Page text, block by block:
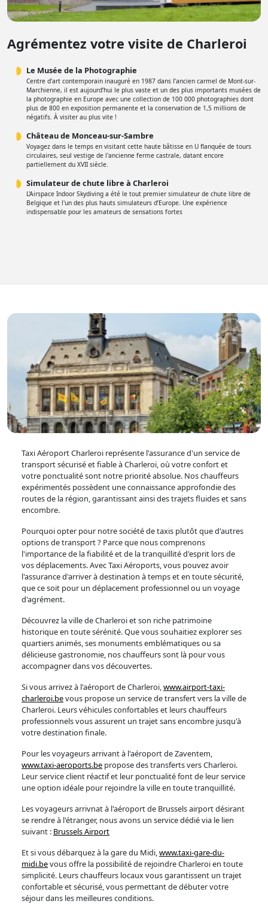
Agrémentez votre visite de Charleroi
Le Musée de la Photographie
Centre d’art contemporain inauguré en 1987 dans l’ancien carmel de Mont-sur-
Marchienne, il est aujourd’hui le plus vaste et un des plus importants musées de
la photographie en Europe avec une collection de 100 000 photographies dont
plus de 800 en exposition permanente et la conservation de 1,5 millions de
négatifs. À visiter au plus vite !
Château de Monceau-sur-Sambre
Voyagez dans le temps en visitant cette haute bâtisse en U flanquée de tours
circulaires, seul vestige de l'ancienne ferme castrale, datant encore
partiellement du XVII siècle.
Simulateur de chute libre à Charleroi
L'Airspace Indoor Skydiving a été le tout premier simulateur de chute libre de
Belgique et l'un des plus hauts simulateurs d’Europe. Une expérience
indispensable pour les amateurs de sensations fortes
Taxi Aéroport Charleroi représente l'assurance d'un service de
transport sécurisé et fiable à Charleroi, où votre confort et
votre ponctualité sont notre priorité absolue. Nos chauffeurs
expérimentés possèdent une connaissance approfondie des
routes de la région, garantissant ainsi des trajets fluides et sans
encombre.
Pourquoi opter pour notre société de taxis plutôt que d'autres
options de transport ? Parce que nous comprenons
l'importance de la fiabilité et de la tranquillité d'esprit lors de
vos déplacements. Avec Taxi Aéroports, vous pouvez avoir
l'assurance d'arriver à destination à temps et en toute sécurité,
que ce soit pour un déplacement professionnel ou un voyage
d'agrément.
Découvrez la ville de Charleroi et son riche patrimoine
historique en toute sérénité. Que vous souhaitiez explorer ses
quartiers animés, ses monuments emblématiques ou sa
délicieuse gastronomie, nos chauffeurs sont là pour vous
accompagner dans vos découvertes.
Si vous arrivez à l'aéroport de Charleroi,www.airport-taxi-
charleroi.bevous propose un service de transfert vers la ville de
Charleroi. Leurs véhicules confortables et leurs chauffeurs
professionnels vous assurent un trajet sans encombre jusqu'à
votre destination finale.
Pour les voyageurs arrivant à l'aéroport de Zaventem,
www.taxi-aeroports.be propose des transferts vers Charleroi.
Leur service client réactif et leur ponctualité font de leur service
une option idéale pour rejoindre la ville en toute tranquillité.
Les voyageurs arrivnat à l'aéroport de Brussels airport désirant
se rendre à l'étranger, nous avons un service dédié via le lien
suivant : Brussels Airport
Et si vous débarquez à la gare du Midi,www.taxi-gare-du-
midi.bevous offre la possibilité de rejoindre Charleroi en toute
simplicité. Leurs chauffeurs locaux vous garantissent un trajet
confortable et sécurisé, vous permettant de débuter votre
séjour dans les meilleures conditions.